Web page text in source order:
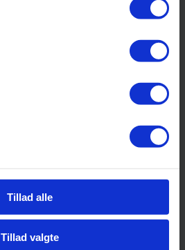
Tillad alle
Tillad valgte
Elever/forældre
Undervisning